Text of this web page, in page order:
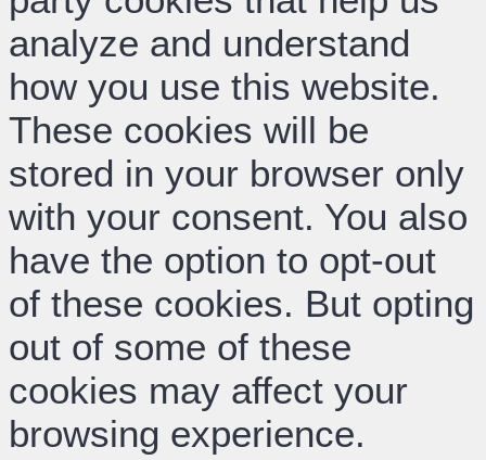
analyze and understand
how you use this website.
These cookies will be
stored in your browser only
with your consent. You also
have the option to opt-out
of these cookies. But opting
out of some of these
cookies may affect your
browsing experience.